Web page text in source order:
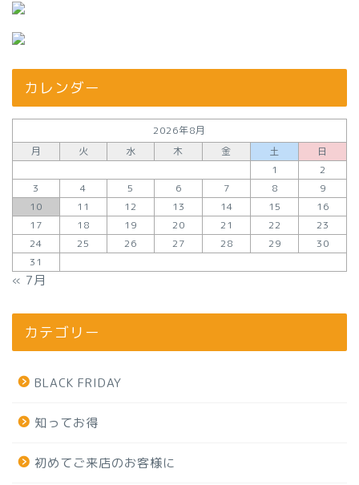
カレンダー
2026年8月
月
火 水 木 金 土
日
1
2
3
4 5 6 7 8
9
10
11 12 13 14 15
16
17
18 19 20 21 22
23
24
25 26 27 28 29
30
31
« 7月
カテゴリー
BLACK FRIDAY
知ってお得
初めてご来店のお客様に